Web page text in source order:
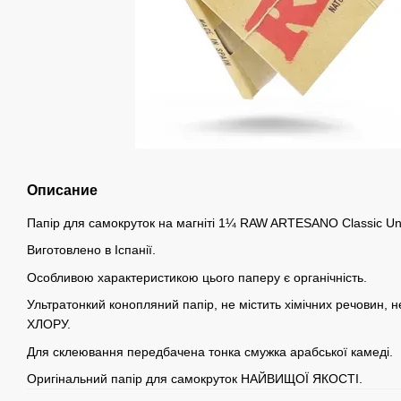
Описание
Папір для самокруток на магніті 1¼ RAW ARTESANO Classic
Виготовлено в Іспанії.
Особливою характеристикою цього паперу є органічність.
Ультратонкий конопляний папір, не містить хімічних речовин,
ХЛОРУ.
Для склеювання передбачена тонка смужка арабської камеді.
Оригінальний папір для самокруток НАЙВИЩОЇ ЯКОСТІ.